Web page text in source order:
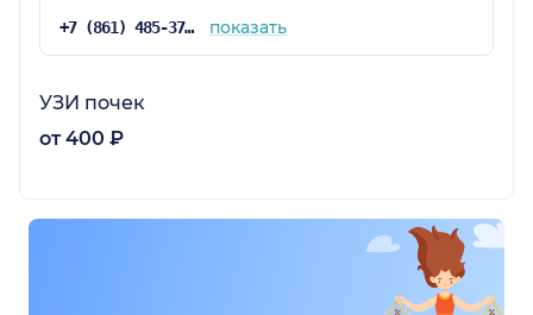
+7 (861) 485-37-14 показать
УЗИ почек
от 400 ₽